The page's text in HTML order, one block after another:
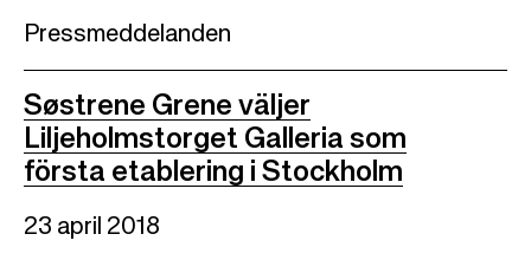
Pressmeddelanden
Søstrene Grene väljer
Liljeholmstorget Galleria som
första etablering i Stockholm
23 april 2018